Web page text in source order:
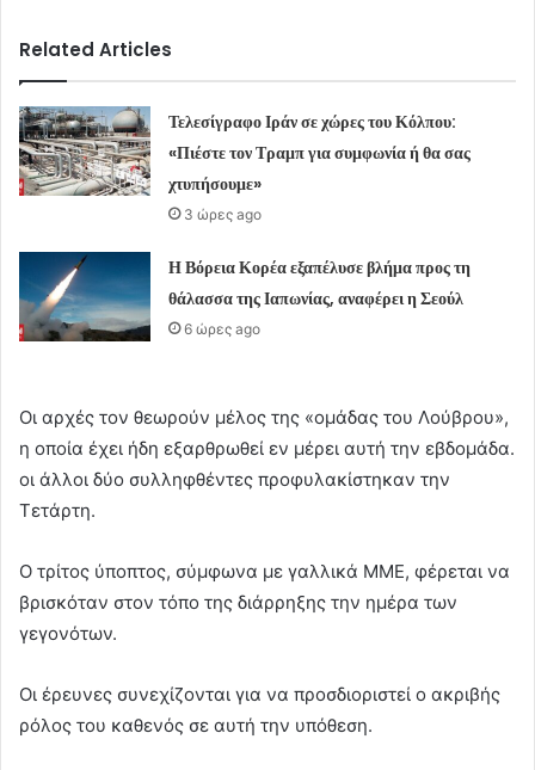
Related Articles
Τελεσίγραφο Ιράν σε χώρες του Κόλπου:
«Πιέστε τον Τραμπ για συμφωνία ή θα σας
χτυπήσουμε»
3 ώρες ago
Η Βόρεια Κορέα εξαπέλυσε βλήμα προς τη
θάλασσα της Ιαπωνίας, αναφέρει η Σεούλ
6 ώρες ago
Οι αρχές τον θεωρούν μέλος της «ομάδας του Λούβρου»,
η οποία έχει ήδη εξαρθρωθεί εν μέρει αυτή την εβδομάδα.
οι άλλοι δύο συλληφθέντες προφυλακίστηκαν την
Τετάρτη.
Ο τρίτος ύποπτος, σύμφωνα με γαλλικά ΜΜΕ, φέρεται να
βρισκόταν στον τόπο της διάρρηξης την ημέρα των
γεγονότων.
Οι έρευνες συνεχίζονται για να προσδιοριστεί ο ακριβής
ρόλος του καθενός σε αυτή την υπόθεση.